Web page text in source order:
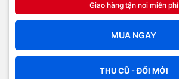
Giao hàng tận nơi miễn phí
MUA NGAY
THU CŨ - ĐỔI MỚI